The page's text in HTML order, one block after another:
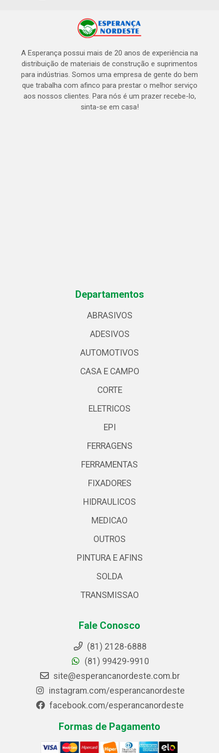
A Esperança possui mais de 20 anos de experiência na
distribuição de materiais de construção e suprimentos
para indústrias. Somos uma empresa de gente do bem
que trabalha com afinco para prestar o melhor serviço
aos nossos clientes. Para nós é um prazer recebe-lo,
sinta-se em casa!
Departamentos
ABRASIVOS
ADESIVOS
AUTOMOTIVOS
CASA E CAMPO
CORTE
ELETRICOS
EPI
FERRAGENS
FERRAMENTAS
FIXADORES
HIDRAULICOS
MEDICAO
OUTROS
PINTURA E AFINS
SOLDA
TRANSMISSAO
Fale Conosco
(81) 2128-6888
(81) 99429-9910
site@esperancanordeste.com.br
instagram.com/esperancanordeste
facebook.com/esperancanordeste
Formas de Pagamento